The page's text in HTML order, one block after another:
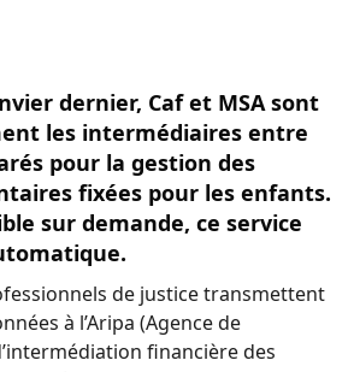
dernier, Caf et MSA sont
les intermédiaires entre
pour la gestion des
fixées pour les enfants.
sur demande, ce service
de justice transmettent
à l’Aripa (Agence de
financière des